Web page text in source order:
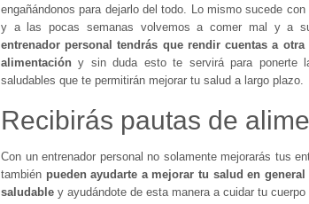
engañándonos para dejarlo del todo. Lo mismo sucede
y a las pocas semanas volvemos a comer mal y a
entrenador personal tendrás que rendir cuentas a
alimentación y sin duda esto te servirá para ponerte
saludables que te permitirán mejorar tu salud a largo plazo.
Recibirás pautas de
Con un entrenador personal no solamente mejorarás tus
también pueden ayudarte a mejorar tu salud en
saludable y ayudándote de esta manera a cuidar tu